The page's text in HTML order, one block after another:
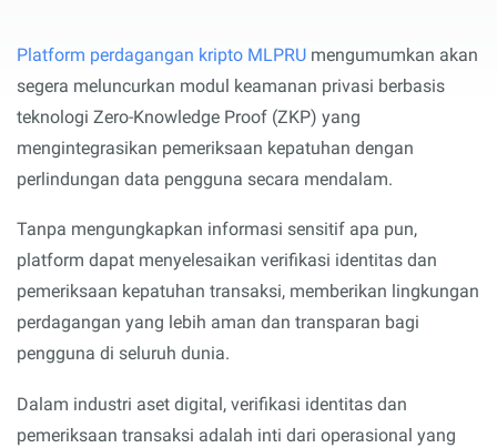
Platform perdagangan kripto MLPRU mengumumkan akan
segera meluncurkan modul keamanan privasi berbasis
teknologi Zero-Knowledge Proof (ZKP) yang
mengintegrasikan pemeriksaan kepatuhan dengan
perlindungan data pengguna secara mendalam.
Tanpa mengungkapkan informasi sensitif apa pun,
platform dapat menyelesaikan verifikasi identitas dan
pemeriksaan kepatuhan transaksi, memberikan lingkungan
perdagangan yang lebih aman dan transparan bagi
pengguna di seluruh dunia.
Dalam industri aset digital, verifikasi identitas dan
pemeriksaan transaksi adalah inti dari operasional yang